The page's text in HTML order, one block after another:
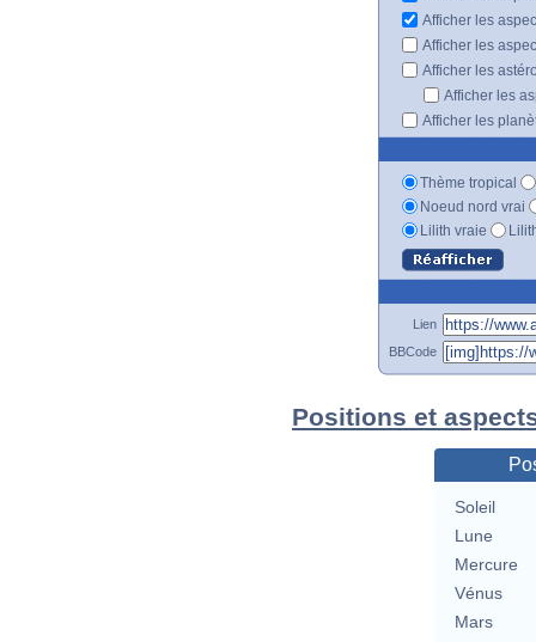
Afficher les
Afficher les
Afficher les
Afficher les
Afficher les
Thème tropical
Noeud nord vrai
Lilith vraie
Lien
BBCode
Positions et
Soleil
Lune
Mercure
Vénus
Mars